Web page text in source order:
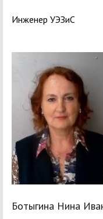
Инженер УЭЗиС
Ботыгина Нина